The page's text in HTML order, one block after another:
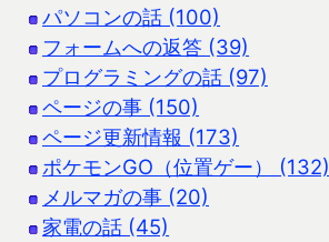
パソコンの話 (100)
フォームへの返答 (39)
プログラミングの話 (97)
ページの事 (150)
ページ更新情報 (173)
ポケモンGO（位置ゲー） (132)
メルマガの事 (20)
家電の話 (45)